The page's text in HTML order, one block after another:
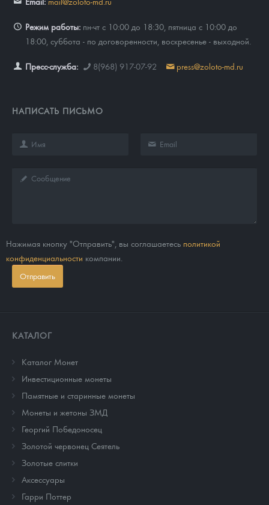
Режим работы: пн-чт с 10:00 до 18:30, пятница с 10:00 до
18:00, суббота - по договоренности, воскресенье - выходной.
Пресс-служба: 8(968) 917-07-92 press@zoloto-md.ru
НАПИСАТЬ ПИСЬМО
Нажимая кнопку "Отправить", вы соглашаетесь политикой
конфиденциальности компании.
Отправить
КАТАЛОГ
Каталог Монет
Инвестиционные монеты
Памятные и старинные монеты
Монеты и жетоны ЗМД
Георгий Победоносец
Золотой червонец Сеятель
Золотые слитки
Аксессуары
Гарри Поттер